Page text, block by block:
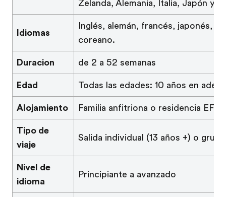
Zelanda, Alemania, Italia, Japón y
Idiomas
Inglés, alemán, francés, japonés,
coreano.
Duracion de 2 a 52 semanas
Edad Todas las edades: 10 años en
Alojamiento Familia anfitriona o residencia EF
Tipo de
viaje
Salida individual (13 años +) o
Nivel de
idioma
Principiante a avanzado